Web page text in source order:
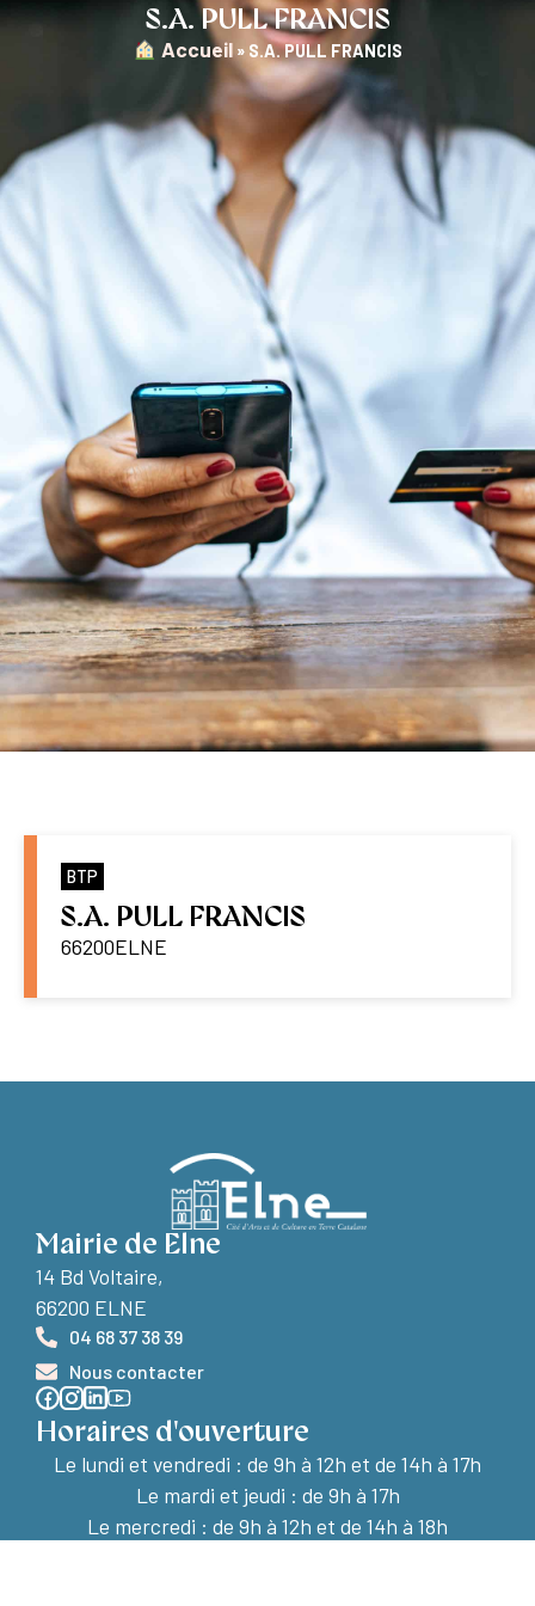
S.A. PULL FRANCIS
︎ Accueil » S.A. PULL FRANCIS
BTP
S.A. PULL FRANCIS
66200ELNE
Mairie de Elne
14 Bd Voltaire,
66200 ELNE
04 68 37 38 39
Nous contacter
Horaires d'ouverture
Le lundi et vendredi : de 9h à 12h et de 14h à 17h
Le mardi et jeudi : de 9h à 17h
Le mercredi : de 9h à 12h et de 14h à 18h